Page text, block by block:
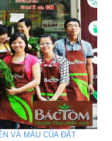
VÀ MÀU CỦA ĐẤT